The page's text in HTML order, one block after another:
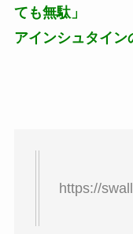
ても無駄」
アインシュタイン
https://